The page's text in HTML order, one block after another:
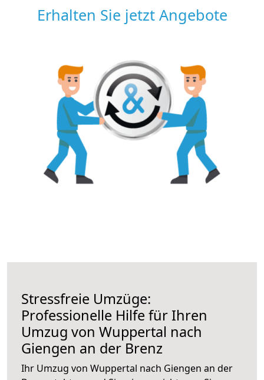
Erhalten Sie jetzt Angebote
Stressfreie Umzüge:
Professionelle Hilfe für Ihren
Umzug von Wuppertal nach
Giengen an der Brenz
Ihr Umzug von Wuppertal nach Giengen an der